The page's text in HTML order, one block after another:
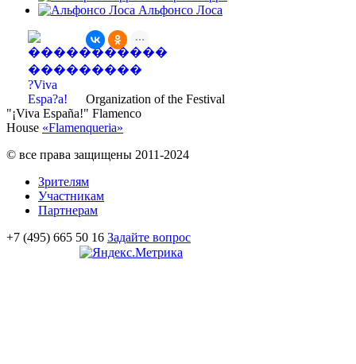
Альфонсо Лоса
Organization of the Festival
"¡Viva España!" Flamenco
House «Flamenqueria»
© все права защищены 2011-2024
Зрителям
Участникам
Партнерам
+7 (495) 665 50 16 Задайте вопрос